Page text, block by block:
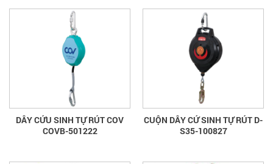
DÂY CỨU SINH TỰ RÚT COV
COVB-501222
CUỘN DÂY CỨ SINH TỰ RÚT D-
S35-100827